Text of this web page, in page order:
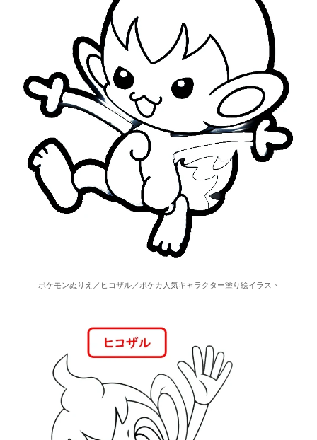
ポケモンぬりえ／ヒコザル／ポケカ人気キャラクター塗り絵イラスト